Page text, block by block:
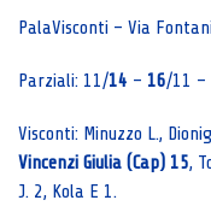
PalaVisconti – Via
Parziali: 11/14 – 16/11 –
Visconti: Minuzzo L.,
Vincenzi Giulia (Cap) 15,
J. 2, Kola E 1.